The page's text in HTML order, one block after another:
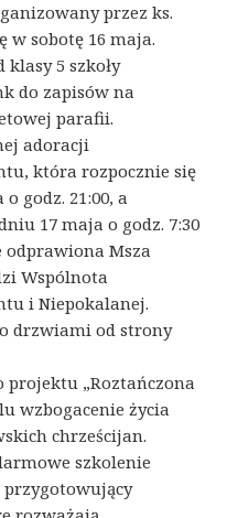
przez ks.
w sobotę 16 maja.
klasy 5 szkoły
do zapisów na
parafii.
adoracji
która rozpocznie się
godz. 21:00, a
17 maja o godz. 7:30
odprawiona Msza
Wspólnota
i Niepokalanej.
drzwiami od strony
projektu „Roztańczona
wzbogacenie życia
chrześcijan.
szkolenie